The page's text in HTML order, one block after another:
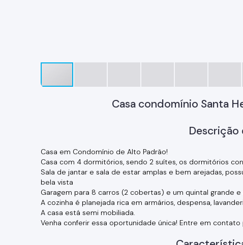
Casa condomínio Santa
Descrição
Casa em Condomínio de Alto Padrão!
Casa com 4 dormitórios, sendo 2 suítes, os dormitórios
Sala de jantar e sala de estar amplas e bem arejadas,
bela vista
Garagem para 8 carros (2 cobertas) e um quintal grande e
A cozinha é planejada rica em armários, despensa,
A casa está semi mobiliada.
Venha conferir essa oportunidade única! Entre em contato